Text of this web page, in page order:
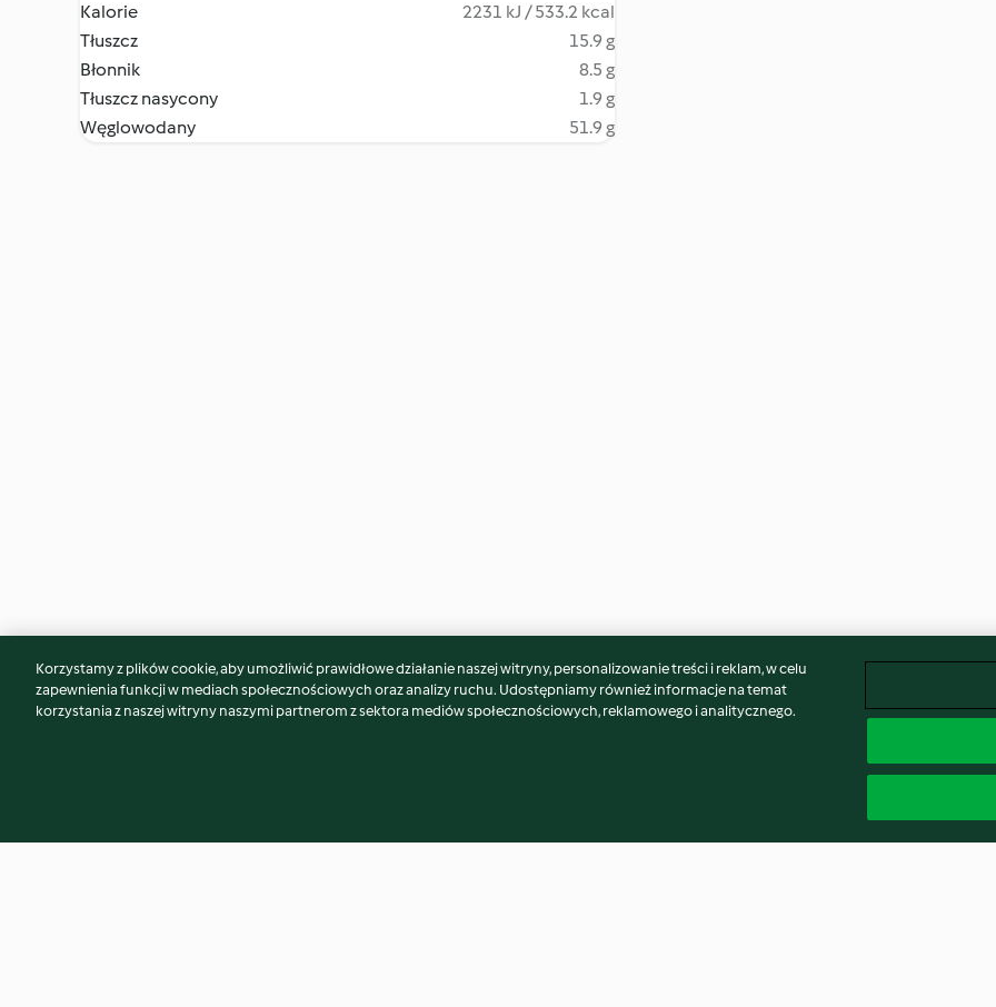
Kalorie
2231 kJ / 533.2 kcal
Tłuszcz
15.9 g
Błonnik
8.5 g
Tłuszcz nasycony
1.9 g
Węglowodany
51.9 g
Może spodoba Ci się również...
Korzystamy z plików cookie, aby umożliwić prawidłowe działanie naszej witryny, personalizowanie treści i reklam, w celu
zapewnienia funkcji w mediach społecznościowych oraz analizy ruchu. Udostępniamy również informacje na temat
korzystania z naszej witryny naszymi partnerom z sektora mediów społecznościowych, reklamowego i analitycznego.